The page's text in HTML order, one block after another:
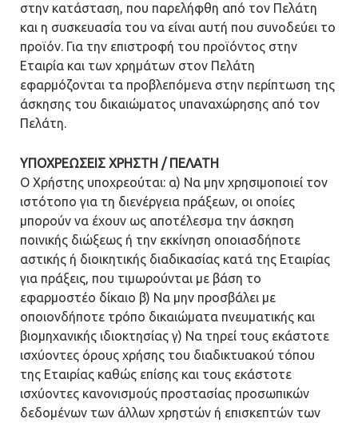
στην κατάσταση, που παρελήφθη από τον Πελάτη
και η συσκευασία του να είναι αυτή που συνοδεύει το
προϊόν. Για την επιστροφή του προϊόντος στην
Εταιρία και των χρημάτων στον Πελάτη
εφαρμόζονται τα προβλεπόμενα στην περίπτωση της
άσκησης του δικαιώματος υπαναχώρησης από τον
Πελάτη.
ΥΠΟΧΡΕΩΣΕΙΣ ΧΡΗΣΤΗ / ΠΕΛΑΤΗ
Ο Χρήστης υποχρεούται: α) Να μην χρησιμοποιεί τον
ιστότοπο για τη διενέργεια πράξεων, οι οποίες
μπορούν να έχουν ως αποτέλεσμα την άσκηση
ποινικής διώξεως ή την εκκίνηση οποιασδήποτε
αστικής ή διοικητικής διαδικασίας κατά της Εταιρίας
για πράξεις, που τιμωρούνται με βάση το
εφαρμοστέο δίκαιο β) Να μην προσβάλει με
οποιονδήποτε τρόπο δικαιώματα πνευματικής και
βιομηχανικής ιδιοκτησίας γ) Να τηρεί τους εκάστοτε
ισχύοντες όρους χρήσης του διαδικτυακού τόπου
της Εταιρίας καθώς επίσης και τους εκάστοτε
ισχύοντες κανονισμούς προστασίας προσωπικών
δεδομένων των άλλων χρηστών ή επισκεπτών των